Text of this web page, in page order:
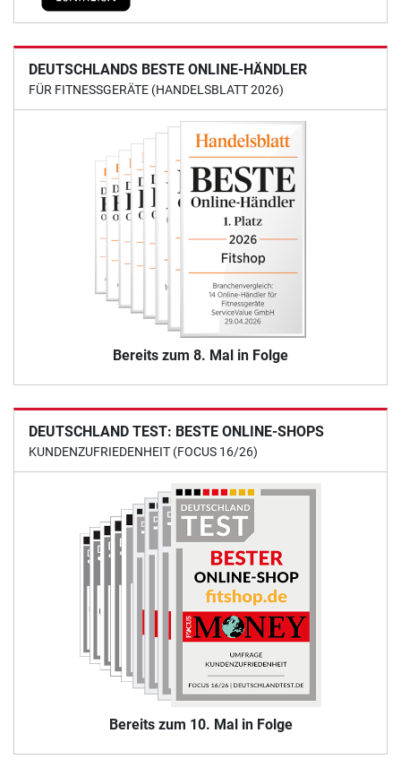
DEUTSCHLANDS BESTE ONLINE-HÄNDLER
FÜR FITNESSGERÄTE (HANDELSBLATT 2026)
Bereits zum 8. Mal in Folge
DEUTSCHLAND TEST: BESTE ONLINE-SHOPS
KUNDENZUFRIEDENHEIT (FOCUS 16/26)
Bereits zum 10. Mal in Folge